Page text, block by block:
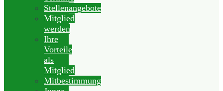
Stellenangebote
Mitglied
werden
Ihre
Vorteile
als
Mitglied
Mitbestimmung